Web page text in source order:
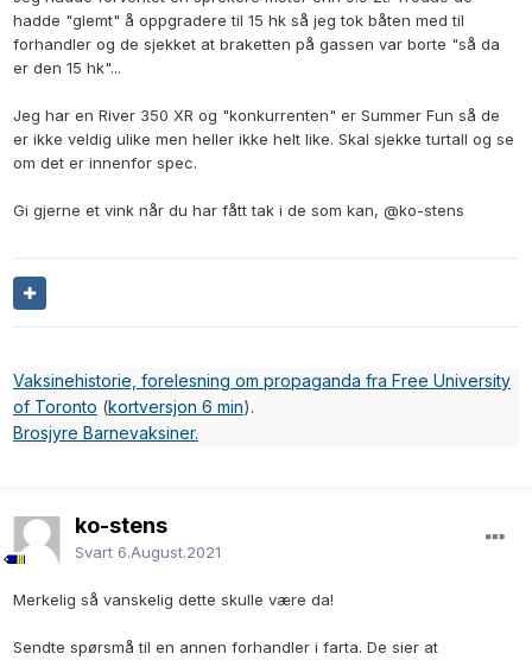
hadde "glemt" å oppgradere til 15 hk så jeg tok båten med til
forhandler og de sjekket at braketten på gassen var borte "så da
er den 15 hk"...
Jeg har en River 350 XR og "konkurrenten" er Summer Fun så de
er ikke veldig ulike men heller ikke helt like. Skal sjekke turtall og se
om det er innenfor spec.
Gi gjerne et vink når du har fått tak i de som kan, @ko-stens
Vaksinehistorie, forelesning om propaganda fra Free University
of Toronto (kortversjon 6 min).
Brosjyre Barnevaksiner.
ko-stens
Svart 6.August.2021
Merkelig så vanskelig dette skulle være da!
Sendte spørsmå til en annen forhandler i farta. De sier at